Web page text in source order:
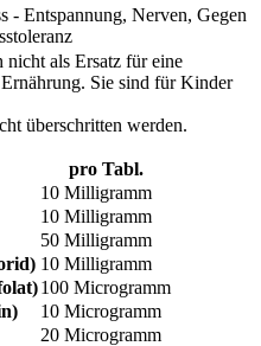
- Entspannung, Nerven, Gegen
nicht als Ersatz für eine
Sie sind für Kinder
überschritten werden.
pro Tabl.
10 Milligramm
10 Milligramm
50 Milligramm
10 Milligramm
100 Microgramm
10 Microgramm
20 Microgramm